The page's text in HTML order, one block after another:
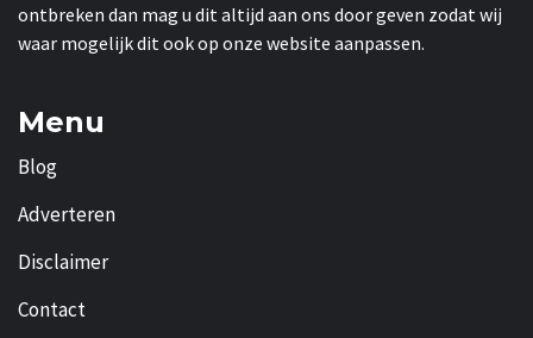
ontbreken dan mag u dit altijd aan ons door geven zodat wij
waar mogelijk dit ook op onze website aanpassen.
Menu
Blog
Adverteren
Disclaimer
Contact